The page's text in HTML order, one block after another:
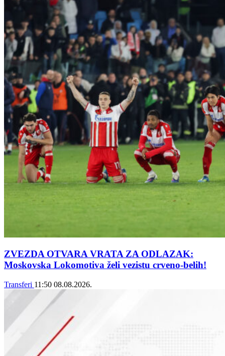
ZVEZDA OTVARA VRATA ZA ODLAZAK:
Moskovska Lokomotiva želi vezistu crveno-belih!
Transferi 11:50 08.08.2026.